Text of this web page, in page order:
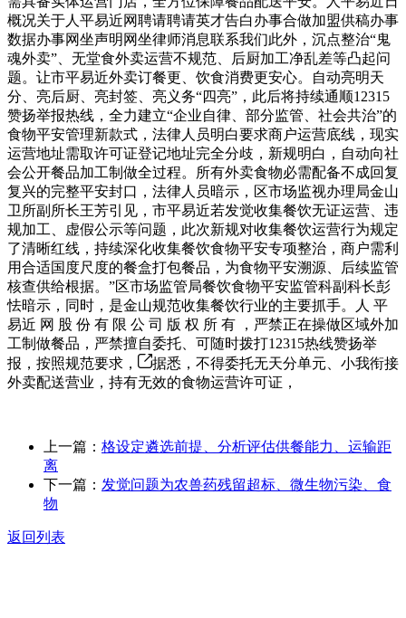
概况关于人平易近网聘请聘请英才告白办事合做加盟供稿办事
数据办事网坐声明网坐律师消息联系我们此外，沉点整治“鬼
魂外卖”、无堂食外卖运营不规范、后厨加工净乱差等凸起问
题。让市平易近外卖订餐更、饮食消费更安心。自动亮明天
分、亮后厨、亮封签、亮义务“四亮”，此后将持续通顺12315
赞扬举报热线，全力建立“企业自律、部分监管、社会共治”的
食物平安管理新款式，法律人员明白要求商户运营底线，现实
运营地址需取许可证登记地址完全分歧，新规明白，自动向社
会公开餐品加工制做全过程。所有外卖食物必需配备不成回复
复兴的完整平安封口，法律人员暗示，区市场监视办理局金山
卫所副所长王芳引见，市平易近若发觉收集餐饮无证运营、违
规加工、虚假公示等问题，此次新规对收集餐饮运营行为规定
了清晰红线，持续深化收集餐饮食物平安专项整治，商户需利
用合适国度尺度的餐盒打包餐品，为食物平安溯源、后续监管
核查供给根据。”区市场监管局餐饮食物平安监管科副科长彭
怯暗示，同时，是金山规范收集餐饮行业的主要抓手。人 平
易近 网 股 份 有 限 公 司 版 权 所 有 ，严禁正在操做区域外加
工制做餐品，严禁擅自委托、可随时拨打12315热线赞扬举
报，按照规范要求，
据悉，不得委托无天分单元、小我衔接
外卖配送营业，持有无效的食物运营许可证，
上一篇： 格设定遴选前提、分析评估供餐能力、运输距
离
下一篇： 发觉问题为农兽药残留超标、微生物污染、食
物
返回列表